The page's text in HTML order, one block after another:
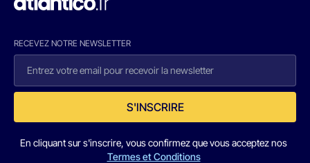
RECEVEZ NOTRE NEWSLETTER
S'INSCRIRE
En cliquant sur s'inscrire, vous confirmez que vous acceptez nos
Termes et Conditions